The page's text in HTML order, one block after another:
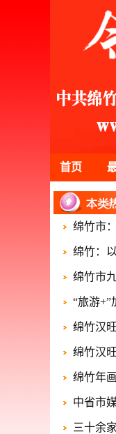
首页
绵竹市
绵竹：
绵竹市
“旅游
绵竹汉
绵竹汉
绵竹年
中省市
三十余